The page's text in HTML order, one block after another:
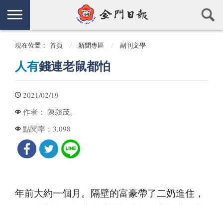
現在位置： 首頁 新聞專區 副刊文學
人有錢連老鼠都怕
2021/02/19
作者： 陳潁茂。
點閱率： 3,098
年前大約一個月。隔壁的富豪帶了二奶進住，